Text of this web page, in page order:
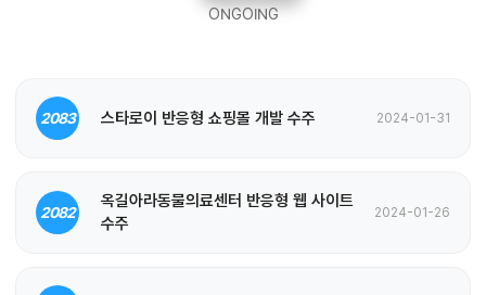
ONGOING
2083 스타로이 반응형 쇼핑몰 개발 수주 2024-01-31
2082
옥길아라동물의료센터 반응형 웹 사이트
수주
2024-01-26